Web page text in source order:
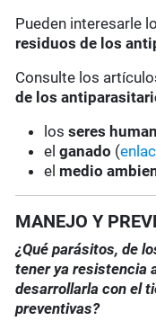
Pueden interesarle
residuos de los
Consulte los
de los
losseres
elganado (
el medio
MANEJO Y
¿Qué parásitos, de
tener ya resistencia
desarrollarla con el
preventivas?